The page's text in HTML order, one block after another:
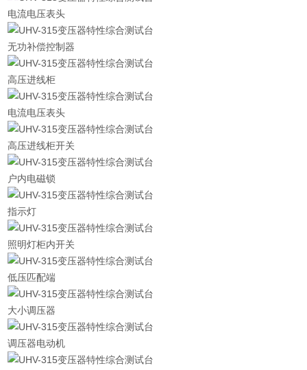
电流电压表头
无功补偿控制器
高压进线柜
电流电压表头
高压进线柜开关
户内电磁锁
指示灯
照明灯柜内开关
低压匹配端
大小调压器
调压器电动机